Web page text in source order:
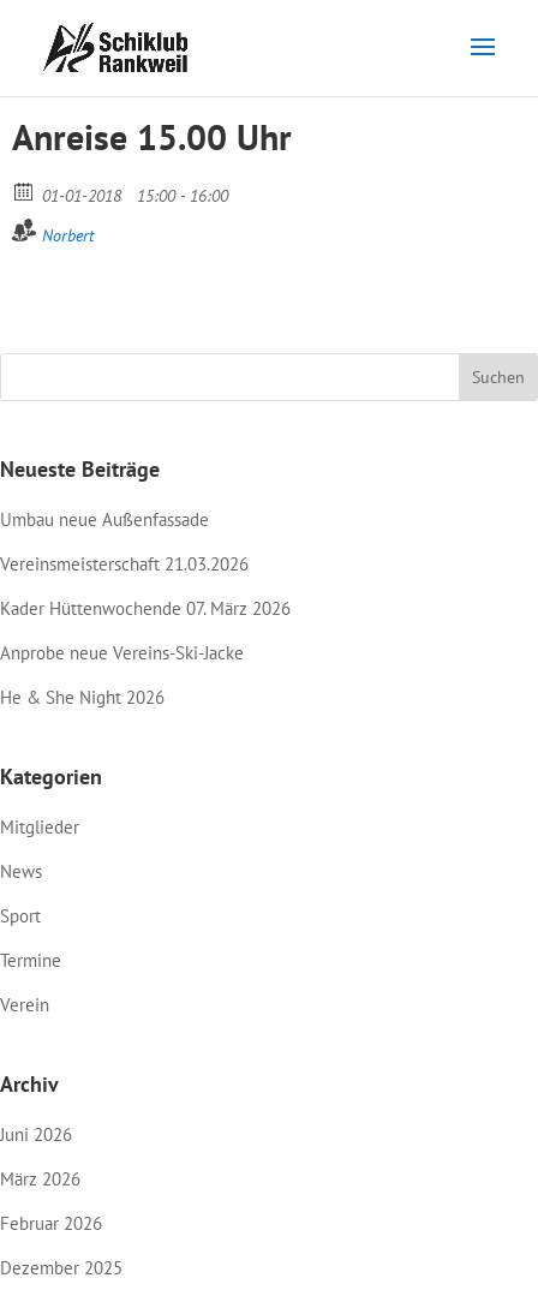
Anreise 15.00 Uhr
01-01-2018
15:00 - 16:00
Norbert
Neueste Beiträge
Umbau neue Außenfassade
Vereinsmeisterschaft 21.03.2026
Kader Hüttenwochende 07. März 2026
Anprobe neue Vereins-Ski-Jacke
He & She Night 2026
Kategorien
Mitglieder
News
Sport
Termine
Verein
Archiv
Juni 2026
März 2026
Februar 2026
Dezember 2025